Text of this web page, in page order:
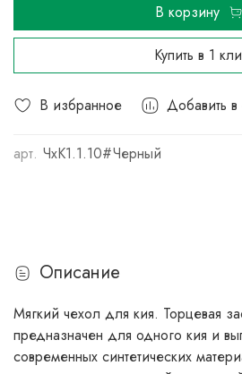
В избранное Добавить
арт. ЧхК1.1.10#Черный
В корзину
Купить в 1
Описание
Мягкий чехол для кия. Торцевая
предназначен для одного кия и
современных синтетических